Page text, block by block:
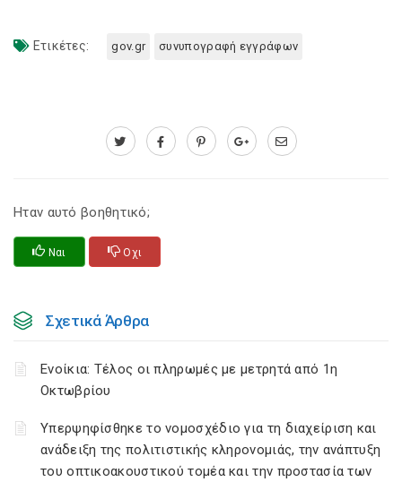
Ετικέτες: gov.gr συνυπογραφή εγγράφων
Ηταν αυτό βοηθητικό;
Ναι Οχι
Σχετικά Άρθρα
Ενοίκια: Τέλος οι πληρωμές με μετρητά από 1η
Οκτωβρίου
Υπερψηφίσθηκε το νομοσχέδιο για τη διαχείριση και
ανάδειξη της πολιτιστικής κληρονομιάς, την ανάπτυξη
του οπτικοακουστικού τομέα και την προστασία των